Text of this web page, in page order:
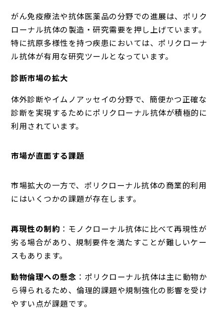
がん免疫療法や抗体医薬品の分野での進展は、ポリク
ローナル抗体の製造・研究需要を押し上げています。
特に抗原多様性を持つ疾患においては、ポリクローナ
ル抗体が有用な研究ツールとなっています。
診断市場の拡大
体外診断やイムノアッセイの分野で、簡便かつ正確な
診断を実現するためにポリクローナル抗体が積極的に
利用されています。
市場が直面する課題
市場拡大の一方で、ポリクローナル抗体の商業的利用
にはいくつかの課題が存在します。
再現性の制約 ：モノクローナル抗体に比べて再現性が
劣る場合があり、規制要件を満たすことが難しいケー
スもあります。
動物倫理への懸念 ：ポリクローナル抗体は主に動物か
ら得られるため、倫理的課題や規制強化の影響を受け
やすい点が課題です。